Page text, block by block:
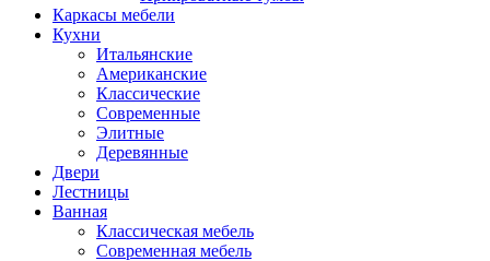
Каркасы мебели
Кухни
Итальянские
Американские
Классические
Современные
Элитные
Деревянные
Двери
Лестницы
Ванная
Классическая мебель
Современная мебель